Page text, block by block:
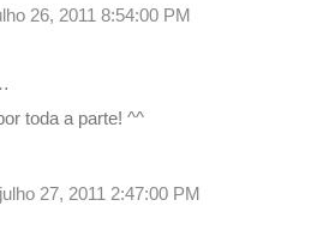
26, 2011 8:54:00 PM
toda a parte! ^^
27, 2011 2:47:00 PM